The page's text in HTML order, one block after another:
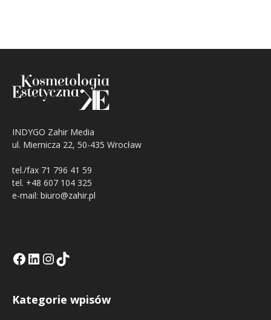
INDYGO Zahir Media
ul. Miernicza 22, 50-435 Wrocław
tel./fax 71 796 41 59
tel. +48 607 104 325
e-mail: biuro@zahir.pl
Facebook
LinkedIn
Tik Tok KEInstagramm KE
Kategorie wpisów